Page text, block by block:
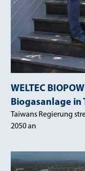
WELTEC
Biogasanlage in
Taiwans Regierung
2050 an